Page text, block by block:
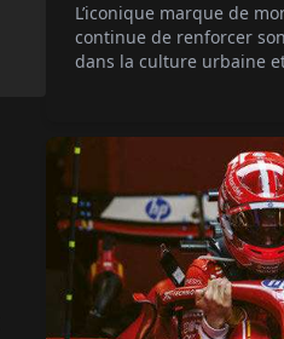
L’iconique marque de
continue de renforcer
dans la culture urbaine
la scène musicale
ambassadeur. Un
style et authenticité. Par
Batte.